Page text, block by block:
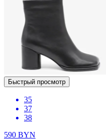
Быстрый просмотр
35
37
38
590 BYN